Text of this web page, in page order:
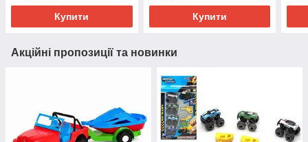
Купити Купити
Акційні пропозиції та новинки